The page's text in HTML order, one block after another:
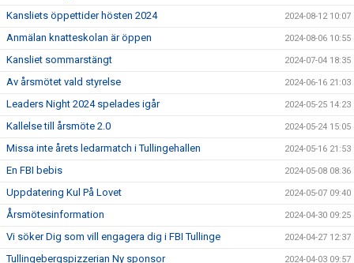
Kansliets öppettider hösten 2024 2024-08-12 10:07
Anmälan knatteskolan är öppen 2024-08-06 10:55
Kansliet sommarstängt 2024-07-04 18:35
Av årsmötet vald styrelse 2024-06-16 21:03
Leaders Night 2024 spelades igår 2024-05-25 14:23
Kallelse till årsmöte 2.0 2024-05-24 15:05
Missa inte årets ledarmatch i Tullingehallen 2024-05-16 21:53
En FBI bebis 2024-05-08 08:36
Uppdatering Kul På Lovet 2024-05-07 09:40
Årsmötesinformation 2024-04-30 09:25
Vi söker Dig som vill engagera dig i FBI Tullinge 2024-04-27 12:37
Tullingebergspizzerian Ny sponsor 2024-04-03 09:57